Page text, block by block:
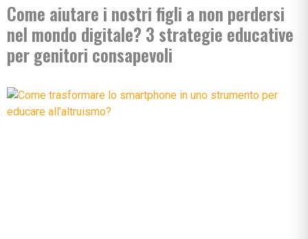
Come aiutare i nostri figli a non perdersi
nel mondo digitale? 3 strategie educative
per genitori consapevoli